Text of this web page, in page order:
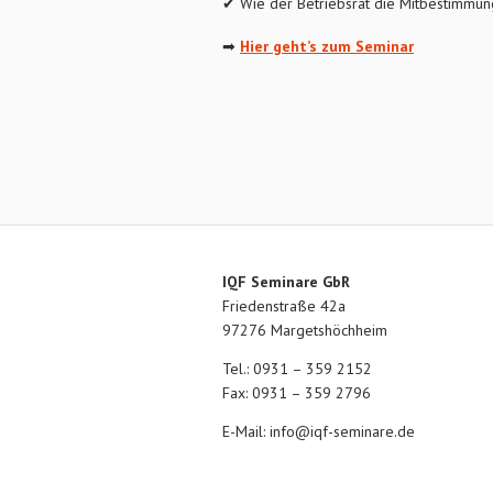
➡ Hier geht’s zum Seminar
IQF Seminare GbR
Friedenstraße 42a
97276 Margetshöchheim
Tel.: 0931 – 359 2152
Fax: 0931 – 359 2796
E-Mail: info@iqf-seminare.de